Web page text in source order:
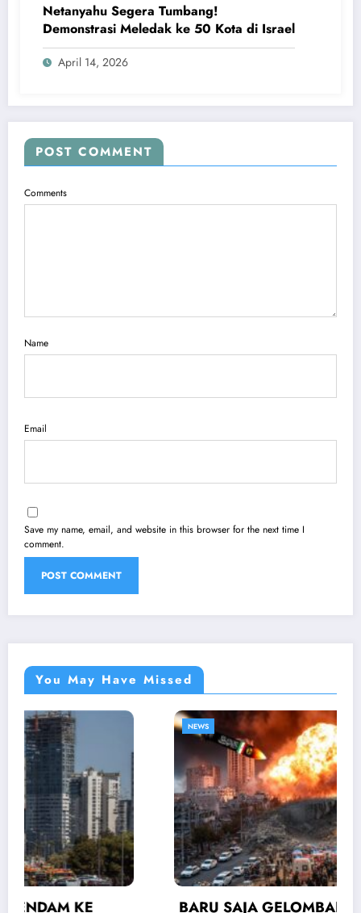
Netanyahu Segera Tumbang!
Demonstrasi Meledak ke 50 Kota di Israel
April 14, 2026
POST COMMENT
Comments
Name
Email
Save my name, email, and website in this browser for the next time I
comment.
You May Have Missed
NEWS
BARU SAJA GELOMBANG SERANGAN